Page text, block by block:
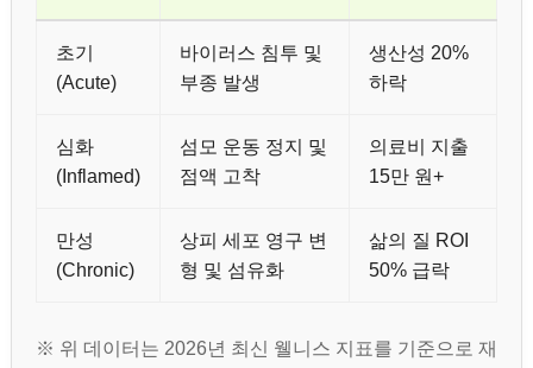
초기
(Acute)
바이러스 침투 및
부종 발생
생산성 20%
하락
심화
(Inflamed)
섬모 운동 정지 및
점액 고착
의료비 지출
15만 원+
만성
(Chronic)
상피 세포 영구 변
형 및 섬유화
삶의 질 ROI
50% 급락
※ 위 데이터는 2026년 최신 웰니스 지표를 기준으로 재